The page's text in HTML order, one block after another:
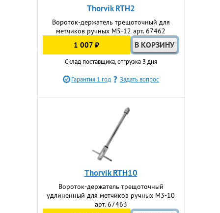
Thorvik RTH2
Вороток-держатель трещоточный для
метчиков ручных M5-12 арт. 67462
1 007 ₽
Склад поставщика, отгрузка 3 дня
Гарантия 1 год Задать вопрос
Thorvik RTH10
Вороток-держатель трещоточный
удлиненный для метчиков ручных M3-10
арт. 67463